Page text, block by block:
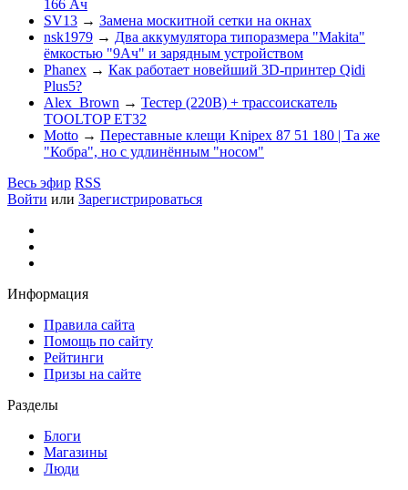
166 Ач
SV13 → Замена москитной сетки на окнах
nsk1979 → Два аккумулятора типоразмера "Makita"
ёмкостью "9Ач" и зарядным устройством
Phanex → Как работает новейший 3D-принтер Qidi
Plus5?
Alex_Brown → Тестер (220В) + трассоискатель
TOOLTOP ET32
Motto → Переставные клещи Knipex 87 51 180 | Та же
"Кобра", но с удлинённым "носом"
Весь эфир RSS
Войти или Зарегистрироваться
Информация
Правила сайта
Помощь по сайту
Рейтинги
Призы на сайте
Разделы
Блоги
Магазины
Люди